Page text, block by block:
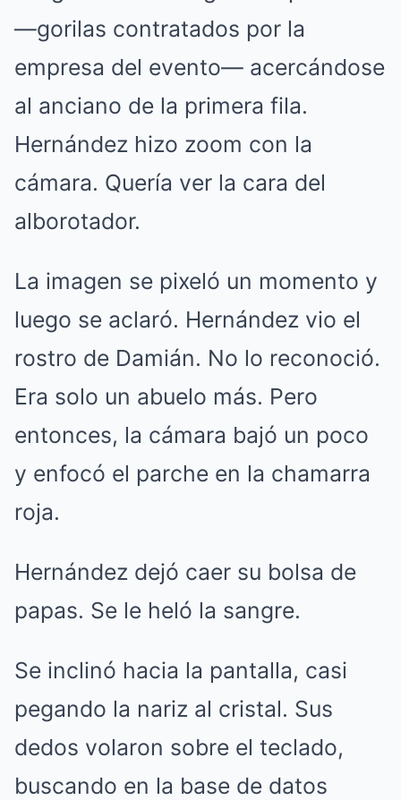
—gorilas contratados por la
empresa del evento— acercándose
al anciano de la primera fila.
Hernández hizo zoom con la
cámara. Quería ver la cara del
alborotador.
La imagen se pixeló un momento y
luego se aclaró. Hernández vio el
rostro de Damián. No lo reconoció.
Era solo un abuelo más. Pero
entonces, la cámara bajó un poco
y enfocó el parche en la chamarra
roja.
Hernández dejó caer su bolsa de
papas. Se le heló la sangre.
Se inclinó hacia la pantalla, casi
pegando la nariz al cristal. Sus
dedos volaron sobre el teclado,
buscando en la base de datos